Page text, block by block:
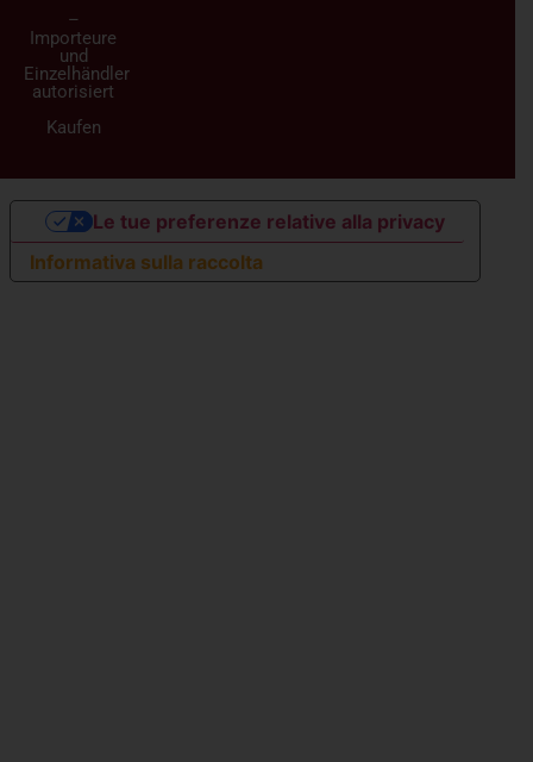
–
Importeure
und
Einzelhändler
autorisiert
Kaufen
Informativa sulla raccolta
Le tue preferenze relative alla privacy